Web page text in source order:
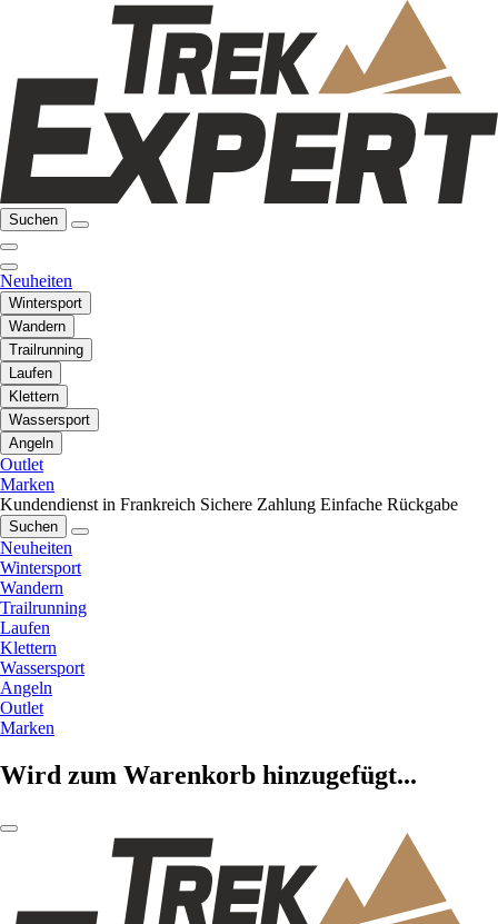
Suchen
Neuheiten
Wintersport
Wandern
Trailrunning
Laufen
Klettern
Wassersport
Angeln
Outlet
Marken
Kundendienst in Frankreich Sichere Zahlung Einfache Rückgabe
Suchen
Neuheiten
Wintersport
Wandern
Trailrunning
Laufen
Klettern
Wassersport
Angeln
Outlet
Marken
Wird zum Warenkorb hinzugefügt...